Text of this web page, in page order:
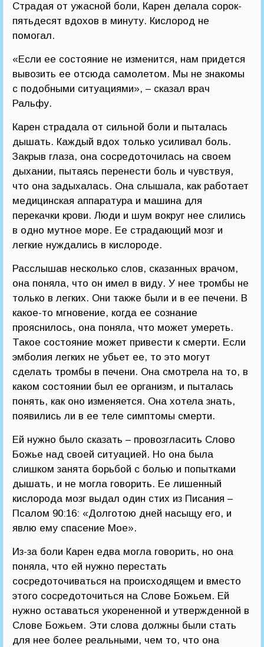
Страдая от ужасной боли, Карен делала сорок-
пятьдесят вдохов в минуту. Кислород не
помогал.
«Если ее состояние не изменится, нам придется
вывозить ее отсюда самолетом. Мы не знакомы
с подобными ситуациями», – сказал врач
Ральфу.
Карен страдала от сильной боли и пыталась
дышать. Каждый вдох только усиливал боль.
Закрыв глаза, она сосредоточилась на своем
дыхании, пытаясь перенести боль и чувствуя,
что она задыхалась. Она слышала, как работает
медицинская аппаратура и машина для
перекачки крови. Люди и шум вокруг нее слились
в одно мутное море. Ее страдающий мозг и
легкие нуждались в кислороде.
Расслышав несколько слов, сказанных врачом,
она поняла, что он имел в виду. У нее тромбы не
только в легких. Они также были и в ее печени. В
какое-то мгновение, когда ее сознание
прояснилось, она поняла, что может умереть.
Такое состояние может привести к смерти. Если
эмболия легких не убьет ее, то это могут
сделать тромбы в печени. Она смотрела на то, в
каком состоянии был ее организм, и пыталась
понять, как оно изменяется. Она хотела знать,
появились ли в ее теле симптомы смерти.
Ей нужно было сказать – провозгласить Слово
Божье над своей ситуацией. Но она была
слишком занята борьбой с болью и попытками
дышать, и не могла говорить. Ее лишенный
кислорода мозг выдал один стих из Писания –
Псалом 90:16: «Долготою дней насыщу его, и
явлю ему спасение Мое».
Из-за боли Карен едва могла говорить, но она
поняла, что ей нужно перестать
сосредоточиваться на происходящем и вместо
этого сосредоточиться на Слове Божьем. Ей
нужно оставаться укорененной и утвержденной в
Слове Божьем. Эти слова должны были стать
для нее более реальными, чем то, что она